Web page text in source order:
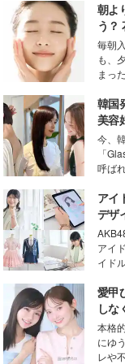
ニオ
デル
談を
ら、
の感
ーに
た。
朝よ
う？
ータ
ン（
の常
毎朝
も、
まっ
な美
性を
プチ
技術
韓国
美容
「ヘ
今、
「
呼ば
ショ
して
め
子。
な髪
女性
ます。
アイ
デザ
愛い
クロ
アイ
イド
取締
ター
個性
衣装
気と
愛甲
しな
対策
本格
にゆ
レや